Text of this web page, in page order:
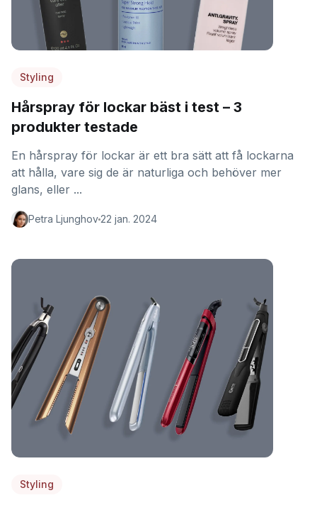
Styling
Hårspray för lockar bäst i test – 3
produkter testade
En hårspray för lockar är ett bra sätt att få lockarna
att hålla, vare sig de är naturliga och behöver mer
glans, eller ...
Petra Ljunghov 22 jan. 2024
Styling